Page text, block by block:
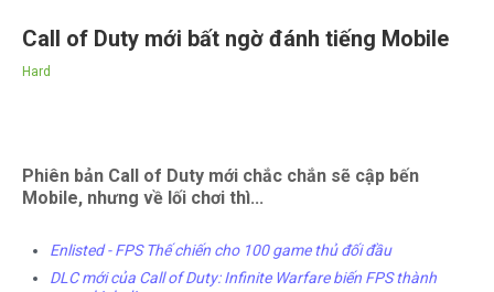
Call of Duty mới bất ngờ đánh tiếng Mobile
Hard
Phiên bản Call of Duty mới chắc chắn sẽ cập bến
Mobile, nhưng về lối chơi thì...
Enlisted - FPS Thế chiến cho 100 game thủ đối đầu
DLC mới của Call of Duty: Infinite Warfare biến FPS thành